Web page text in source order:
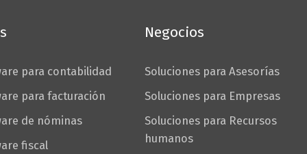
para contabilidad
para facturación
de nóminas
fiscal
Negocios
Soluciones para Asesorías
Soluciones para Empresas
Soluciones para Recursos
humanos